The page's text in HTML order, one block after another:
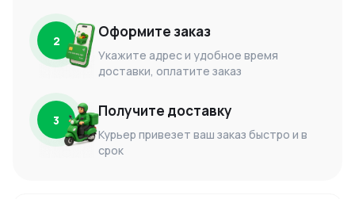
2 Оформите заказ
Укажите адрес и удобное время
доставки, оплатите заказ
3 Получите доставку
Курьер привезет ваш заказ быстро и в
срок